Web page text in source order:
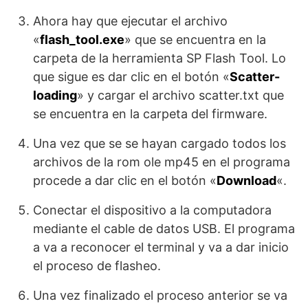
Ahora hay que ejecutar el archivo
«flash_tool.exe» que se encuentra en la
carpeta de la herramienta SP Flash Tool. Lo
que sigue es dar clic en el botón «Scatter-
loading» y cargar el archivo scatter.txt que
se encuentra en la carpeta del firmware.
Una vez que se se hayan cargado todos los
archivos de la rom ole mp45 en el programa
procede a dar clic en el botón «Download«.
Conectar el dispositivo a la computadora
mediante el cable de datos USB. El programa
a va a reconocer el terminal y va a dar inicio
el proceso de flasheo.
Una vez finalizado el proceso anterior se va